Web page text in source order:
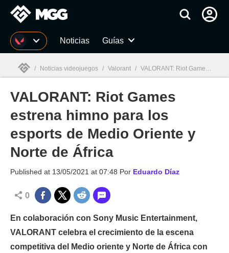
MGG Noticias Guías
MGG
/ Noticias videojuegos / Valorant / VALORANT: Riot Games estrena himno para los esports de Medio Oriente y Norte de África
VALORANT: Riot Games
estrena himno para los
esports de Medio Oriente y
Norte de África
Published at 13/05/2021 at 07:48 Por Eduardo Díaz
0
En colaboración con Sony Music Entertainment,
VALORANT celebra el crecimiento de la escena
competitiva del Medio oriente y Norte de África con